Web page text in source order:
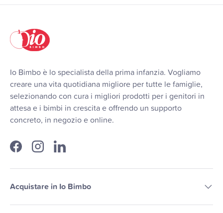
Io Bimbo è lo specialista della prima infanzia. Vogliamo
creare una vita quotidiana migliore per tutte le famiglie,
selezionando con cura i migliori prodotti per i genitori in
attesa e i bimbi in crescita e offrendo un supporto
concreto, in negozio e online.
FacebookInstagramLinkedIn
Acquistare in Io Bimbo